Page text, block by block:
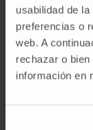
usabilidad de
preferencias o
web. A
rechazar o
información en
Meilleure
GMP
Meilleure
sociale